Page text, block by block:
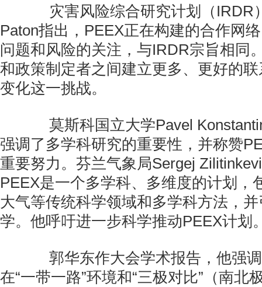
灾害风险综合研究计划（IRDR
Paton指出，PEEX正在构建的合作网
问题和风险的关注，与IRDR宗旨相同
和政策制定者之间建立更多、更好的
变化这一挑战。
莫斯科国立大学Pavel
强调了多学科研究的重要性，并称赞
重要努力。芬兰气象局Sergej
PEEX是一个多学科、多维度的计划，
大气等传统科学领域和多学科方法，
学。他呼吁进一步科学推动PEEX计划
郭华东作大会学术报告，他强调
在“一带一路”环境和“三极对比”（南北